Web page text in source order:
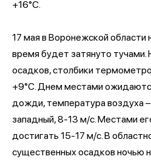
+16°С.
17 мая в Воронежской области
время будет затянуто тучами.
осадков, столбики
+9°С. Днем местами
дожди, температура воздуха
западный, 8-13 м/с. Местами
достигать 15-17 м/с. В
существенных осадков ночью